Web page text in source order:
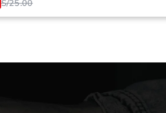
S/25.00